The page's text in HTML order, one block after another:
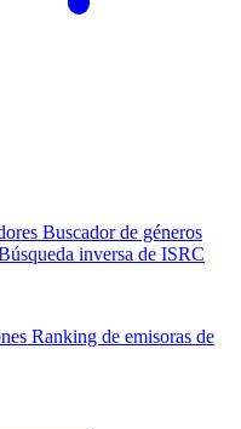
Buscador de géneros
inversa de ISRC
Ranking de emisoras de